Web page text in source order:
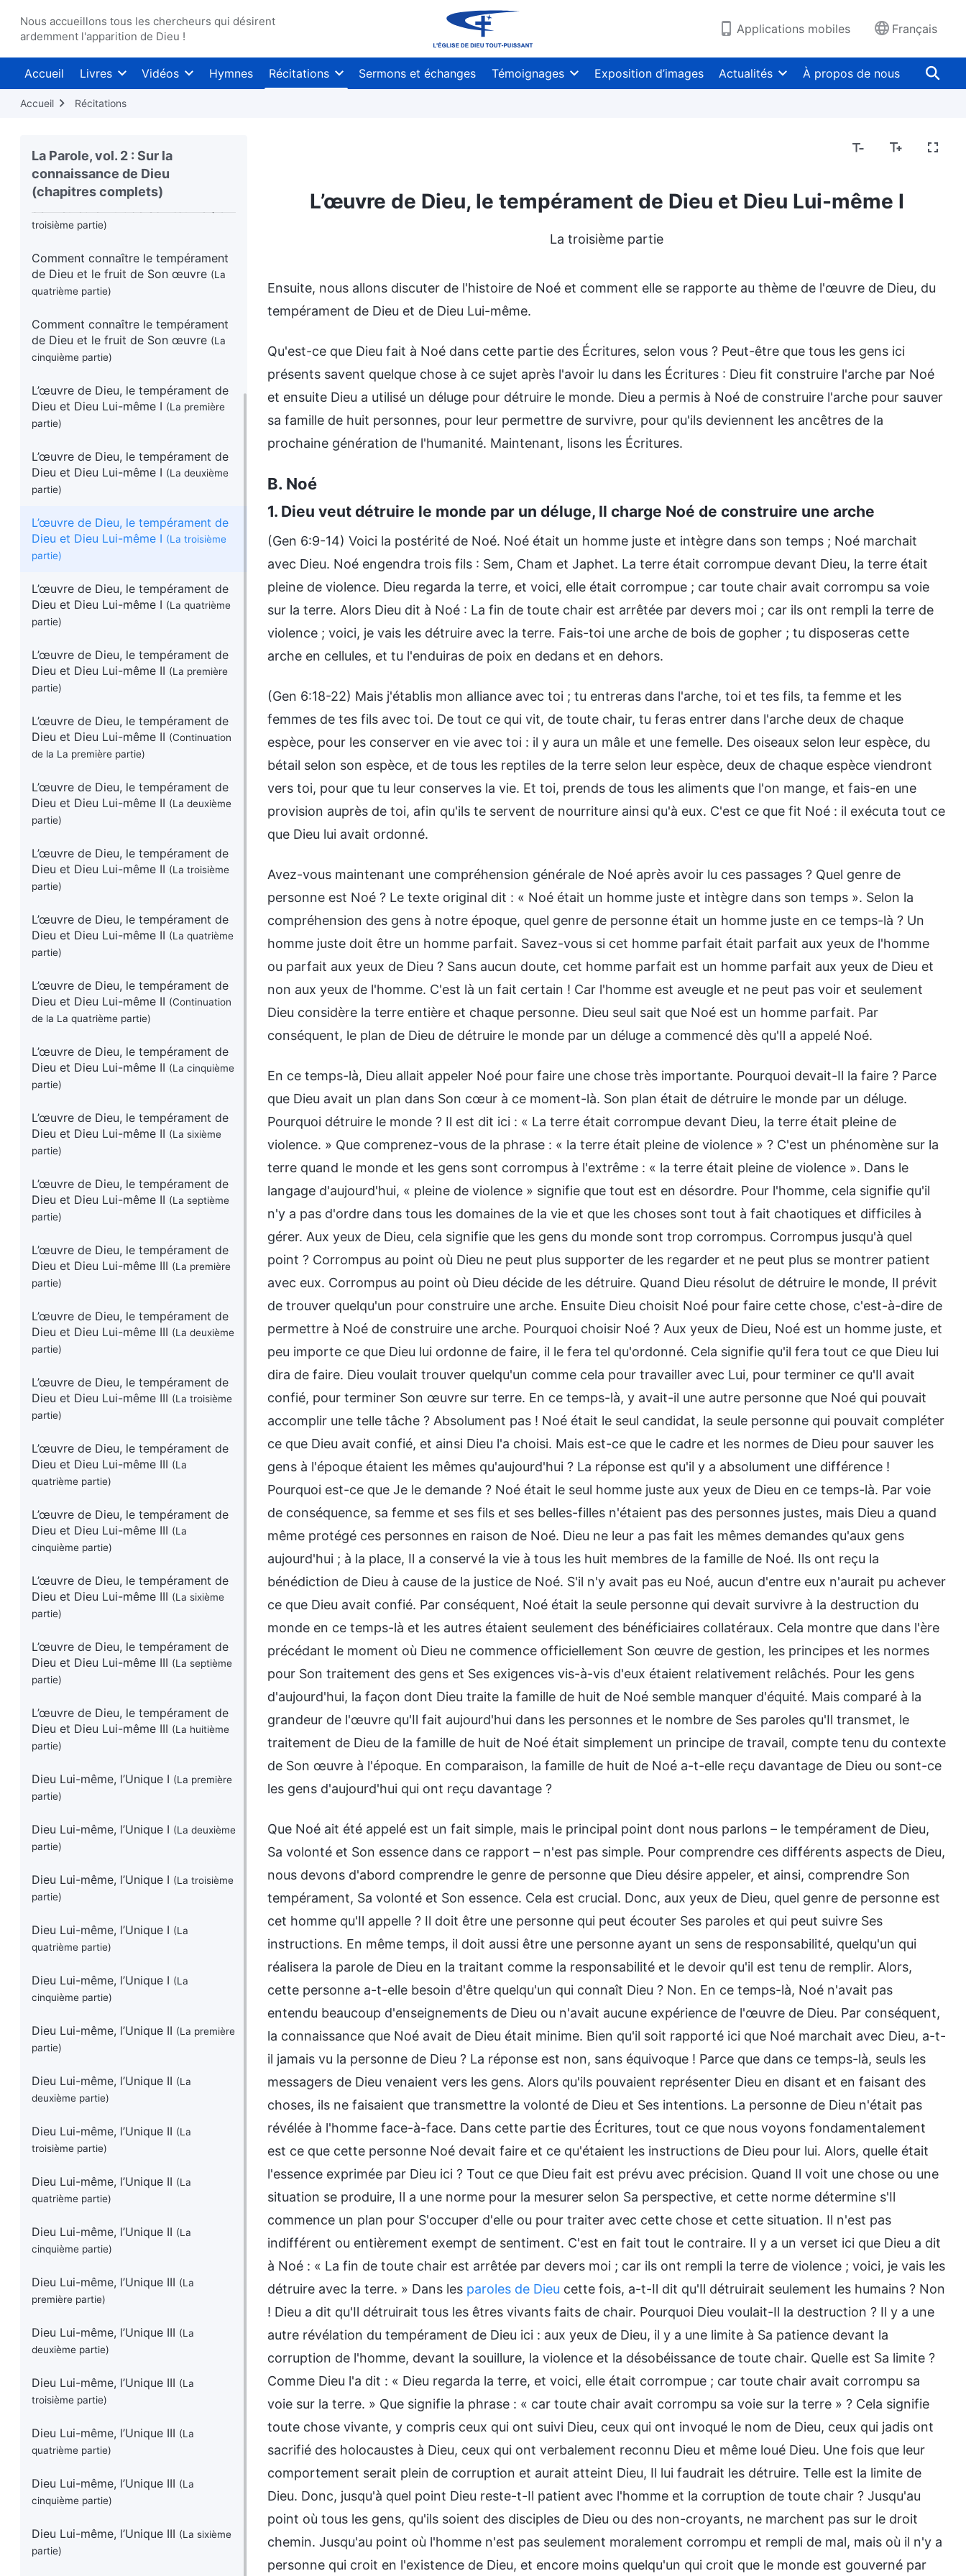
Nous accueillons tous les chercheurs qui désirent
ardemment l'apparition de Dieu !
Applications mobiles Français
Accueil Livres Vidéos Hymnes Récitations Sermons et échanges Témoignages Exposition d’images Actualités À propos de nous
Accueil Récitations
La Parole, vol. 2 : Sur la
connaissance de Dieu
(chapitres complets)
mal
Comment connaître le tempérament
de Dieu et le fruit de Son œuvre(La
première partie)
deuxième partie)
Comment connaître le tempérament
troisième partie)
Comment connaître le tempérament
de Dieu et le fruit de Son œuvre (La
quatrième partie)
Comment connaître le tempérament
de Dieu et le fruit de Son œuvre (La
cinquième partie)
L’œuvre de Dieu, le tempérament de
Dieu et Dieu Lui-même I (La première
partie)
L’œuvre de Dieu, le tempérament de
Dieu et Dieu Lui-même I (La deuxième
partie)
L’œuvre de Dieu, le tempérament de
Dieu et Dieu Lui-même I (La troisième
partie)
L’œuvre de Dieu, le tempérament de
Dieu et Dieu Lui-même I (La quatrième
partie)
L’œuvre de Dieu, le tempérament de
Dieu et Dieu Lui-même II (La première
partie)
L’œuvre de Dieu, le tempérament de
Dieu et Dieu Lui-même II (Continuation
de la La première partie)
L’œuvre de Dieu, le tempérament de
Dieu et Dieu Lui-même II (La deuxième
partie)
L’œuvre de Dieu, le tempérament de
Dieu et Dieu Lui-même II (La troisième
partie)
L’œuvre de Dieu, le tempérament de
Dieu et Dieu Lui-même II (La quatrième
partie)
L’œuvre de Dieu, le tempérament de
Dieu et Dieu Lui-même II (Continuation
de la La quatrième partie)
L’œuvre de Dieu, le tempérament de
Dieu et Dieu Lui-même II (La cinquième
partie)
L’œuvre de Dieu, le tempérament de
Dieu et Dieu Lui-même II (La sixième
partie)
L’œuvre de Dieu, le tempérament de
Dieu et Dieu Lui-même II (La septième
partie)
L’œuvre de Dieu, le tempérament de
Dieu et Dieu Lui-même III (La première
partie)
L’œuvre de Dieu, le tempérament de
Dieu et Dieu Lui-même III (La deuxième
partie)
L’œuvre de Dieu, le tempérament de
Dieu et Dieu Lui-même III (La troisième
partie)
L’œuvre de Dieu, le tempérament de
Dieu et Dieu Lui-même III (La
quatrième partie)
L’œuvre de Dieu, le tempérament de
Dieu et Dieu Lui-même III (La
cinquième partie)
L’œuvre de Dieu, le tempérament de
Dieu et Dieu Lui-même III (La sixième
partie)
L’œuvre de Dieu, le tempérament de
Dieu et Dieu Lui-même III (La septième
partie)
L’œuvre de Dieu, le tempérament de
Dieu et Dieu Lui-même III (La huitième
partie)
Dieu Lui-même, l’Unique I (La première
partie)
Dieu Lui-même, l’Unique I (La deuxième
partie)
Dieu Lui-même, l’Unique I (La troisième
partie)
Dieu Lui-même, l’Unique I (La
quatrième partie)
Dieu Lui-même, l’Unique I (La
cinquième partie)
Dieu Lui-même, l’Unique II (La première
partie)
Dieu Lui-même, l’Unique II (La
deuxième partie)
Dieu Lui-même, l’Unique II (La
troisième partie)
Dieu Lui-même, l’Unique II (La
quatrième partie)
Dieu Lui-même, l’Unique II (La
cinquième partie)
Dieu Lui-même, l’Unique III (La
première partie)
Dieu Lui-même, l’Unique III (La
deuxième partie)
Dieu Lui-même, l’Unique III (La
troisième partie)
Dieu Lui-même, l’Unique III (La
quatrième partie)
Dieu Lui-même, l’Unique III (La
cinquième partie)
Dieu Lui-même, l’Unique III (La sixième
partie)
L’œuvre de Dieu, le tempérament de Dieu et Dieu Lui-même I
La troisième partie
Ensuite, nous allons discuter de l'histoire de Noé et comment elle se rapporte au thème de l'œuvre de Dieu, du
tempérament de Dieu et de Dieu Lui-même.
Qu'est-ce que Dieu fait à Noé dans cette partie des Écritures, selon vous ? Peut-être que tous les gens ici
présents savent quelque chose à ce sujet après l'avoir lu dans les Écritures : Dieu fit construire l'arche par Noé
et ensuite Dieu a utilisé un déluge pour détruire le monde. Dieu a permis à Noé de construire l'arche pour sauver
sa famille de huit personnes, pour leur permettre de survivre, pour qu'ils deviennent les ancêtres de la
prochaine génération de l'humanité. Maintenant, lisons les Écritures.
B. Noé
1. Dieu veut détruire le monde par un déluge, Il charge Noé de construire une arche
(Gen 6:9-14) Voici la postérité de Noé. Noé était un homme juste et intègre dans son temps ; Noé marchait
avec Dieu. Noé engendra trois fils : Sem, Cham et Japhet. La terre était corrompue devant Dieu, la terre était
pleine de violence. Dieu regarda la terre, et voici, elle était corrompue ; car toute chair avait corrompu sa voie
sur la terre. Alors Dieu dit à Noé : La fin de toute chair est arrêtée par devers moi ; car ils ont rempli la terre de
violence ; voici, je vais les détruire avec la terre. Fais-toi une arche de bois de gopher ; tu disposeras cette
arche en cellules, et tu l'enduiras de poix en dedans et en dehors.
(Gen 6:18-22) Mais j'établis mon alliance avec toi ; tu entreras dans l'arche, toi et tes fils, ta femme et les
femmes de tes fils avec toi. De tout ce qui vit, de toute chair, tu feras entrer dans l'arche deux de chaque
espèce, pour les conserver en vie avec toi : il y aura un mâle et une femelle. Des oiseaux selon leur espèce, du
bétail selon son espèce, et de tous les reptiles de la terre selon leur espèce, deux de chaque espèce viendront
vers toi, pour que tu leur conserves la vie. Et toi, prends de tous les aliments que l'on mange, et fais-en une
provision auprès de toi, afin qu'ils te servent de nourriture ainsi qu'à eux. C'est ce que fit Noé : il exécuta tout ce
que Dieu lui avait ordonné.
Avez-vous maintenant une compréhension générale de Noé après avoir lu ces passages ? Quel genre de
personne est Noé ? Le texte original dit : « Noé était un homme juste et intègre dans son temps ». Selon la
compréhension des gens à notre époque, quel genre de personne était un homme juste en ce temps-là ? Un
homme juste doit être un homme parfait. Savez-vous si cet homme parfait était parfait aux yeux de l'homme
ou parfait aux yeux de Dieu ? Sans aucun doute, cet homme parfait est un homme parfait aux yeux de Dieu et
non aux yeux de l'homme. C'est là un fait certain ! Car l'homme est aveugle et ne peut pas voir et seulement
Dieu considère la terre entière et chaque personne. Dieu seul sait que Noé est un homme parfait. Par
conséquent, le plan de Dieu de détruire le monde par un déluge a commencé dès qu'Il a appelé Noé.
En ce temps-là, Dieu allait appeler Noé pour faire une chose très importante. Pourquoi devait-Il la faire ? Parce
que Dieu avait un plan dans Son cœur à ce moment-là. Son plan était de détruire le monde par un déluge.
Pourquoi détruire le monde ? Il est dit ici : « La terre était corrompue devant Dieu, la terre était pleine de
violence. » Que comprenez-vous de la phrase : « la terre était pleine de violence » ? C'est un phénomène sur la
terre quand le monde et les gens sont corrompus à l'extrême : « la terre était pleine de violence ». Dans le
langage d'aujourd'hui, « pleine de violence » signifie que tout est en désordre. Pour l'homme, cela signifie qu'il
n'y a pas d'ordre dans tous les domaines de la vie et que les choses sont tout à fait chaotiques et difficiles à
gérer. Aux yeux de Dieu, cela signifie que les gens du monde sont trop corrompus. Corrompus jusqu'à quel
point ? Corrompus au point où Dieu ne peut plus supporter de les regarder et ne peut plus se montrer patient
avec eux. Corrompus au point où Dieu décide de les détruire. Quand Dieu résolut de détruire le monde, Il prévit
de trouver quelqu'un pour construire une arche. Ensuite Dieu choisit Noé pour faire cette chose, c'est-à-dire de
permettre à Noé de construire une arche. Pourquoi choisir Noé ? Aux yeux de Dieu, Noé est un homme juste, et
peu importe ce que Dieu lui ordonne de faire, il le fera tel qu'ordonné. Cela signifie qu'il fera tout ce que Dieu lui
dira de faire. Dieu voulait trouver quelqu'un comme cela pour travailler avec Lui, pour terminer ce qu'Il avait
confié, pour terminer Son œuvre sur terre. En ce temps-là, y avait-il une autre personne que Noé qui pouvait
accomplir une telle tâche ? Absolument pas ! Noé était le seul candidat, la seule personne qui pouvait compléter
ce que Dieu avait confié, et ainsi Dieu l'a choisi. Mais est-ce que le cadre et les normes de Dieu pour sauver les
gens à l'époque étaient les mêmes qu'aujourd'hui ? La réponse est qu'il y a absolument une différence !
Pourquoi est-ce que Je le demande ? Noé était le seul homme juste aux yeux de Dieu en ce temps-là. Par voie
de conséquence, sa femme et ses fils et ses belles-filles n'étaient pas des personnes justes, mais Dieu a quand
même protégé ces personnes en raison de Noé. Dieu ne leur a pas fait les mêmes demandes qu'aux gens
aujourd'hui ; à la place, Il a conservé la vie à tous les huit membres de la famille de Noé. Ils ont reçu la
bénédiction de Dieu à cause de la justice de Noé. S'il n'y avait pas eu Noé, aucun d'entre eux n'aurait pu achever
ce que Dieu avait confié. Par conséquent, Noé était la seule personne qui devait survivre à la destruction du
monde en ce temps-là et les autres étaient seulement des bénéficiaires collatéraux. Cela montre que dans l'ère
précédant le moment où Dieu ne commence officiellement Son œuvre de gestion, les principes et les normes
pour Son traitement des gens et Ses exigences vis-à-vis d'eux étaient relativement relâchés. Pour les gens
d'aujourd'hui, la façon dont Dieu traite la famille de huit de Noé semble manquer d'équité. Mais comparé à la
grandeur de l'œuvre qu'Il fait aujourd'hui dans les personnes et le nombre de Ses paroles qu'Il transmet, le
traitement de Dieu de la famille de huit de Noé était simplement un principe de travail, compte tenu du contexte
de Son œuvre à l'époque. En comparaison, la famille de huit de Noé a-t-elle reçu davantage de Dieu ou sont-ce
les gens d'aujourd'hui qui ont reçu davantage ?
Que Noé ait été appelé est un fait simple, mais le principal point dont nous parlons – le tempérament de Dieu,
Sa volonté et Son essence dans ce rapport – n'est pas simple. Pour comprendre ces différents aspects de Dieu,
nous devons d'abord comprendre le genre de personne que Dieu désire appeler, et ainsi, comprendre Son
tempérament, Sa volonté et Son essence. Cela est crucial. Donc, aux yeux de Dieu, quel genre de personne est
cet homme qu'Il appelle ? Il doit être une personne qui peut écouter Ses paroles et qui peut suivre Ses
instructions. En même temps, il doit aussi être une personne ayant un sens de responsabilité, quelqu'un qui
réalisera la parole de Dieu en la traitant comme la responsabilité et le devoir qu'il est tenu de remplir. Alors,
cette personne a-t-elle besoin d'être quelqu'un qui connaît Dieu ? Non. En ce temps-là, Noé n'avait pas
entendu beaucoup d'enseignements de Dieu ou n'avait aucune expérience de l'œuvre de Dieu. Par conséquent,
la connaissance que Noé avait de Dieu était minime. Bien qu'il soit rapporté ici que Noé marchait avec Dieu, a-t-
il jamais vu la personne de Dieu ? La réponse est non, sans équivoque ! Parce que dans ce temps-là, seuls les
messagers de Dieu venaient vers les gens. Alors qu'ils pouvaient représenter Dieu en disant et en faisant des
choses, ils ne faisaient que transmettre la volonté de Dieu et Ses intentions. La personne de Dieu n'était pas
révélée à l'homme face-à-face. Dans cette partie des Écritures, tout ce que nous voyons fondamentalement
est ce que cette personne Noé devait faire et ce qu'étaient les instructions de Dieu pour lui. Alors, quelle était
l'essence exprimée par Dieu ici ? Tout ce que Dieu fait est prévu avec précision. Quand Il voit une chose ou une
situation se produire, Il a une norme pour la mesurer selon Sa perspective, et cette norme détermine s'Il
commence un plan pour S'occuper d'elle ou pour traiter avec cette chose et cette situation. Il n'est pas
indifférent ou entièrement exempt de sentiment. C'est en fait tout le contraire. Il y a un verset ici que Dieu a dit
à Noé : « La fin de toute chair est arrêtée par devers moi ; car ils ont rempli la terre de violence ; voici, je vais les
détruire avec la terre. » Dans les paroles de Dieu cette fois, a-t-Il dit qu'Il détruirait seulement les humains ? Non
! Dieu a dit qu'Il détruirait tous les êtres vivants faits de chair. Pourquoi Dieu voulait-Il la destruction ? Il y a une
autre révélation du tempérament de Dieu ici : aux yeux de Dieu, il y a une limite à Sa patience devant la
corruption de l'homme, devant la souillure, la violence et la désobéissance de toute chair. Quelle est Sa limite ?
Comme Dieu l'a dit : « Dieu regarda la terre, et voici, elle était corrompue ; car toute chair avait corrompu sa
voie sur la terre. » Que signifie la phrase : « car toute chair avait corrompu sa voie sur la terre » ? Cela signifie
toute chose vivante, y compris ceux qui ont suivi Dieu, ceux qui ont invoqué le nom de Dieu, ceux qui jadis ont
sacrifié des holocaustes à Dieu, ceux qui ont verbalement reconnu Dieu et même loué Dieu. Une fois que leur
comportement serait plein de corruption et aurait atteint Dieu, Il lui faudrait les détruire. Telle est la limite de
Dieu. Donc, jusqu'à quel point Dieu reste-t-Il patient avec l'homme et la corruption de toute chair ? Jusqu'au
point où tous les gens, qu'ils soient des disciples de Dieu ou des non-croyants, ne marchent pas sur le droit
chemin. Jusqu'au point où l'homme n'est pas seulement moralement corrompu et rempli de mal, mais où il n'y a
personne qui croit en l'existence de Dieu, et encore moins quelqu'un qui croit que le monde est gouverné par